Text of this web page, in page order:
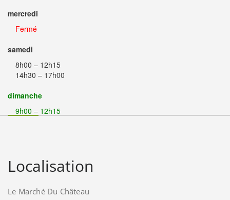
mercredi
Fermé
samedi
8h00 – 12h15
14h30 – 17h00
dimanche
9h00 – 12h15
Localisation
Le Marché Du Château